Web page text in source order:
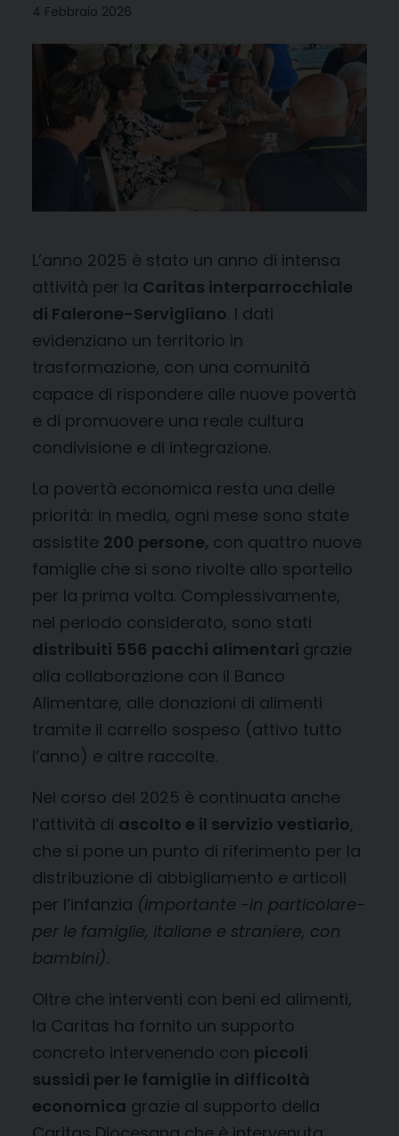
4 Febbraio 2026
L’anno 2025 è stato un anno di intensa
attività per la Caritas interparrocchiale
di Falerone-Servigliano. I dati
evidenziano un territorio in
trasformazione, con una comunità
capace di rispondere alle nuove povertà
e di promuovere una reale cultura
condivisione e di integrazione.
La povertà economica resta una delle
priorità: in media, ogni mese sono state
assistite 200 persone, con quattro nuove
famiglie che si sono rivolte allo sportello
per la prima volta. Complessivamente,
nel periodo considerato, sono stati
distribuiti 556 pacchi alimentari grazie
alla collaborazione con il Banco
Alimentare, alle donazioni di alimenti
tramite il carrello sospeso (attivo tutto
l’anno) e altre raccolte.
Nel corso del 2025 è continuata anche
l’attività di ascolto e il servizio vestiario,
che si pone un punto di riferimento per la
distribuzione di abbigliamento e articoli
per l’infanzia (importante -in particolare-
per le famiglie, italiane e straniere, con
bambini).
Oltre che interventi con beni ed alimenti,
la Caritas ha fornito un supporto
concreto intervenendo con piccoli
sussidi per le famiglie in difficoltà
economica grazie al supporto della